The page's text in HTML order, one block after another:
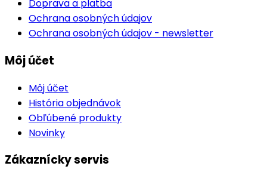
Doprava a platba
Ochrana osobných údajov
Ochrana osobných údajov - newsletter
Môj účet
Môj účet
História objednávok
Obľúbené produkty
Novinky
Zákaznícky servis